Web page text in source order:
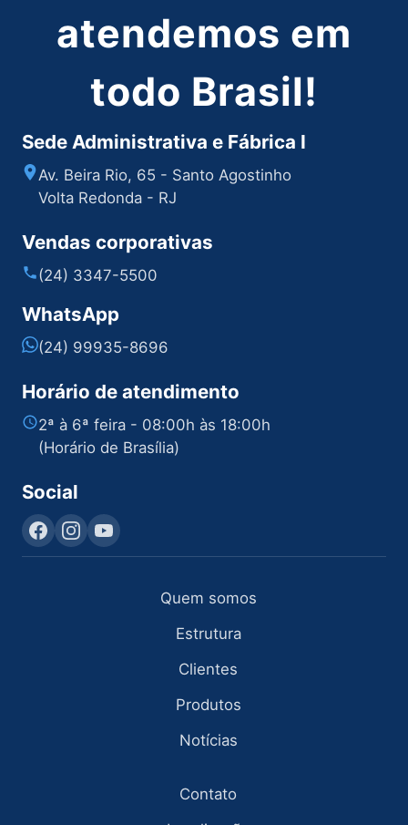
atendemos em
todo Brasil!
Sede Administrativa e Fábrica I
Av. Beira Rio, 65 - Santo Agostinho
Volta Redonda - RJ
Vendas corporativas
(24) 3347-5500
WhatsApp
(24) 99935-8696
Horário de atendimento
2ª à 6ª feira - 08:00h às 18:00h
(Horário de Brasília)
Social
Quem somos
Estrutura
Clientes
Produtos
Notícias
Contato